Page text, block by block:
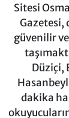
Sitesi
güvenilir
Düziçi,
dakika